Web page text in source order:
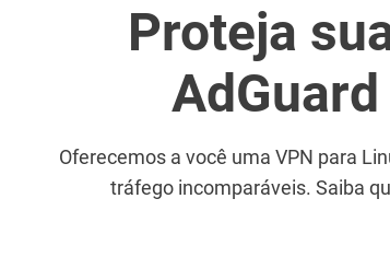
Proteja
Oferecemos a você uma VPN para
tráfego incomparáveis. Saiba